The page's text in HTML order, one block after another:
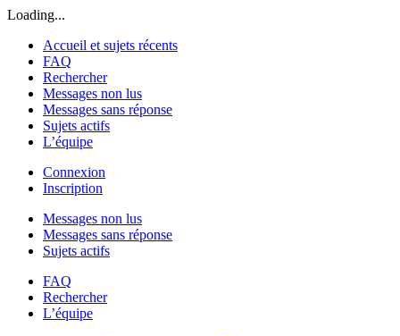
Loading...
Accueil et sujets récents
FAQ
Rechercher
Messages non lus
Messages sans réponse
Sujets actifs
L’équipe
Connexion
Inscription
Messages non lus
Messages sans réponse
Sujets actifs
FAQ
Rechercher
L’équipe